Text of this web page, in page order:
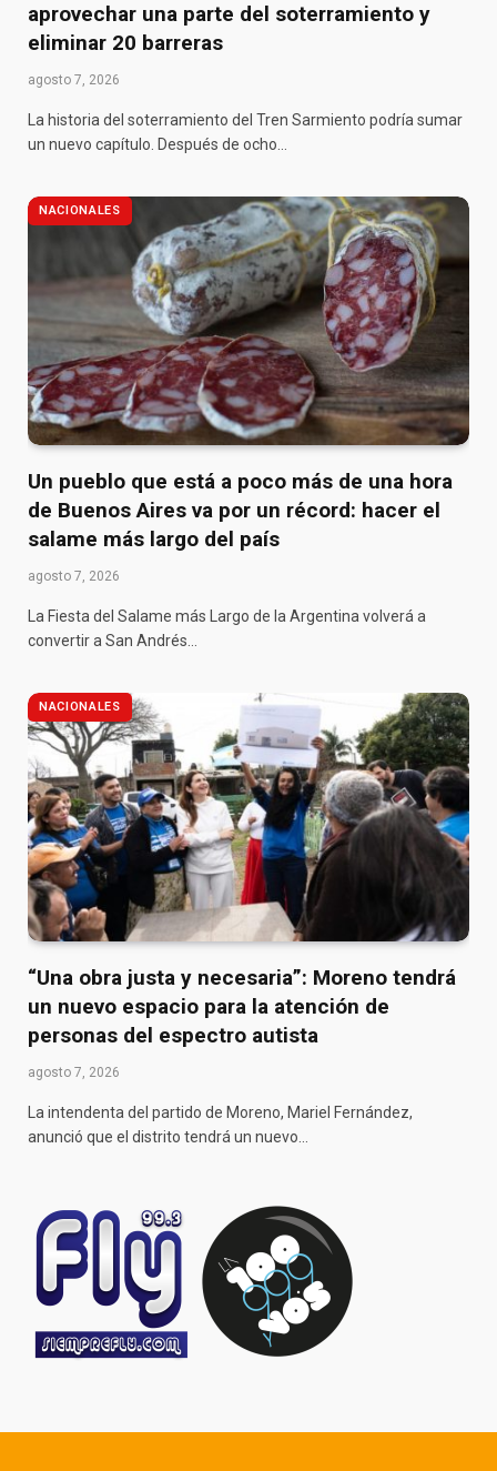
aprovechar una parte del soterramiento y
eliminar 20 barreras
agosto 7, 2026
La historia del soterramiento del Tren Sarmiento podría sumar
un nuevo capítulo. Después de ocho…
NACIONALES
Un pueblo que está a poco más de una hora
de Buenos Aires va por un récord: hacer el
salame más largo del país
agosto 7, 2026
La Fiesta del Salame más Largo de la Argentina volverá a
convertir a San Andrés…
NACIONALES
“Una obra justa y necesaria”: Moreno tendrá
un nuevo espacio para la atención de
personas del espectro autista
agosto 7, 2026
La intendenta del partido de Moreno, Mariel Fernández,
anunció que el distrito tendrá un nuevo…